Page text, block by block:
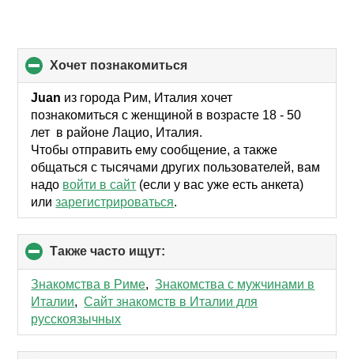
хочет познакомиться
to
collapse
contents
Juan из города Рим, Италия хочет
познакомиться с женщиной в возрасте 18 - 50
лет в районе Лацио, Италия.
Чтобы отправить ему сообщение, а также
общаться с тысячами других пользователей, вам
надо войти в сайт (если у вас уже есть анкета)
илизарегистрироваться.
Также часто ищут:
to
collapse
contents
Знакомства в Риме,Знакомства с мужчинами в
Италии,Сайт знакомств в Италии для
русскоязычных